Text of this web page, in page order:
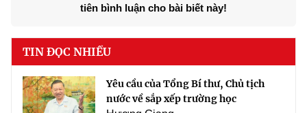
tiên bình luận cho bài biết này!
TIN ĐỌC NHIỀU
Yêu cầu của Tổng Bí thư, Chủ tịch
nước về sắp xếp trường học